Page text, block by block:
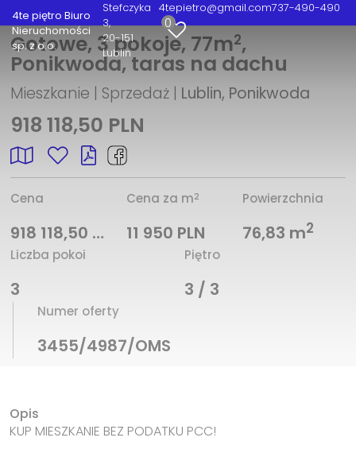
4te piętro Biuro
Nieruchomości
sp. z o.o.
Stefczyka
3
20-151
Lublin
4tepietro@gmail.com737-490-490
0
Gotowe, 3 pokoje, 77m2,
Ponikwoda, taras na dachu
Mieszkanie | Sprzedaż | Lublin, Ponikwoda
918 118,50 PLN
Cena
918 118,50 PLN
Cena za m2
11 950 PLN
Powierzchnia
76,83 m2
Liczba pokoi
3
Piętro
3 / 3
Numer oferty
3455/4987/OMS
Opis
KUP MIESZKANIE BEZ PODATKU PCC!